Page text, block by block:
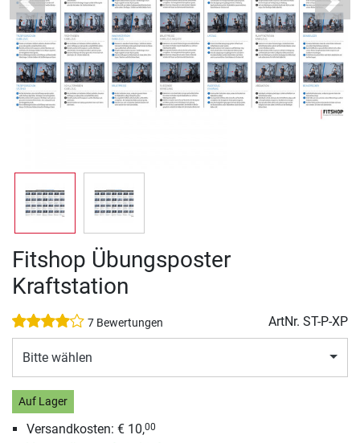
Previous Next
Fitshop Übungsposter
Kraftstation
7 Bewertungen ArtNr. ST-P-XP
Bitte wählen
Auf Lager
Versandkosten: € 10,00